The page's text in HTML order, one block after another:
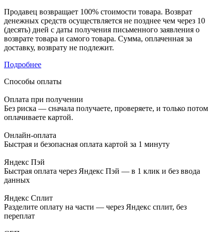
Продавец возвращает 100% стоимости товара. Возврат
денежных средств осуществляется не позднее чем через 10
(десять) дней с даты получения письменного заявления о
возврате товара и самого товара. Сумма, оплаченная за
доставку, возврату не подлежит.
Подробнее
Способы оплаты
Оплата при получении
Без риска — сначала получаете, проверяете, и только потом
оплачиваете картой.
Онлайн-оплата
Быстрая и безопасная оплата картой за 1 минуту
Яндекс Пэй
Быстрая оплата через Яндекс Пэй — в 1 клик и без ввода
данных
Яндекс Сплит
Разделите оплату на части — через Яндекс сплит, без
переплат